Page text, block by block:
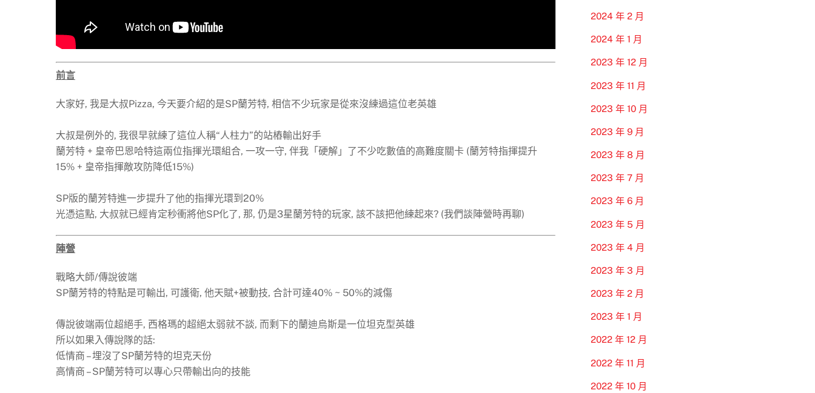
前言
大家好, 我是大叔Pizza, 今天要介紹的是SP蘭芳特, 相信不少玩家是從來沒練過這位老英雄
大叔是例外的, 我很早就練了這位人稱“人柱力”的站樁輸出好手
蘭芳特 + 皇帝巴恩哈特這兩位指揮光環組合, 一攻一守, 伴我「硬解」了不少吃數值的高難度關卡 (蘭芳特指揮提升
15% + 皇帝指揮敵攻防降低15%)
SP版的蘭芳特進一步提升了他的指揮光環到20%
光憑這點, 大叔就已經肯定秒衝將他SP化了, 那, 仍是3星蘭芳特的玩家, 該不該把他練起來? (我們談陣營時再聊)
陣營
戰略大師/傳說彼端
SP蘭芳特的特點是可輸出, 可護衛, 他天賦+被動技, 合計可達40% ~ 50%的減傷
傳說彼端兩位超絕手, 西格瑪的超絕太弱就不談, 而剩下的蘭迪烏斯是一位坦克型英雄
所以如果入傳說隊的話:
低情商 – 埋沒了SP蘭芳特的坦克天份
高情商 – SP蘭芳特可以專心只帶輸出向的技能
2024 年 2 月
2024 年 1 月
2023 年 12 月
2023 年 11 月
2023 年 10 月
2023 年 9 月
2023 年 8 月
2023 年 7 月
2023 年 6 月
2023 年 5 月
2023 年 4 月
2023 年 3 月
2023 年 2 月
2023 年 1 月
2022 年 12 月
2022 年 11 月
2022 年 10 月